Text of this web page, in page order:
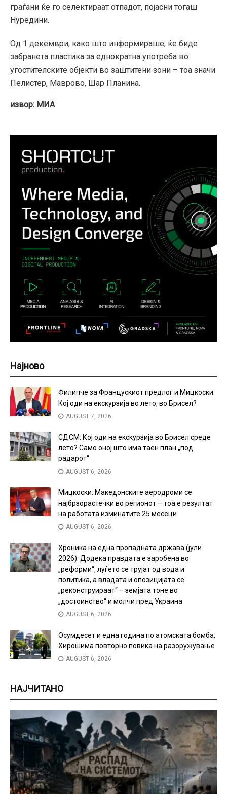
граѓани ќе го селектираат отпадот, појасни тогаш
Нуредини.
Од 1 декември, како што информираше, ќе биде
забранета пластика за еднократна употреба во
угостителските објекти во заштитени зони – тоа значи
Пелистер, Маврово, Шар Планина.
извор: МИА
Најново
Филипче за Францускиот предлог и Мицкоски:
Кој оди на екскурзија во лето, во Брисел?
AUGUST 7, 2026
СДСМ: Кој оди на екскурзија во Брисел среде
лето? Само оној што има таен план „под
радарот“
AUGUST 6, 2026
Мицкоски: Македонските аеродроми се
најбрзорастечки во регионот – тоа е резултат
на работата изминатите 25 месеци
AUGUST 6, 2026
Хроника на една пропадната држава (јули
2026): Додека правдата е заробена во
„реформи“, луѓето се трујат од вода и
политика, а владата и опозицијата се
„реконструираат“ – земјата тоне во
„достоинство“ и молчи пред Украина
AUGUST 6, 2026
Осумдесет и една година по атомската бомба,
Хирошима повторно повика на разоружување
AUGUST 6, 2026
НАЈЧИТАНО